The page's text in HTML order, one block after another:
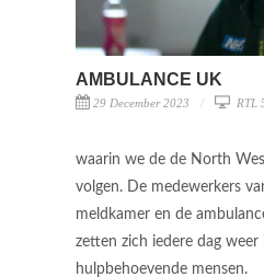
AMBULANCE UK
29 December 2023 RTL
waarin we de de North
volgen. De medewerkers
meldkamer en de
zetten zich iedere dag weer
hulpbehoevende mensen.